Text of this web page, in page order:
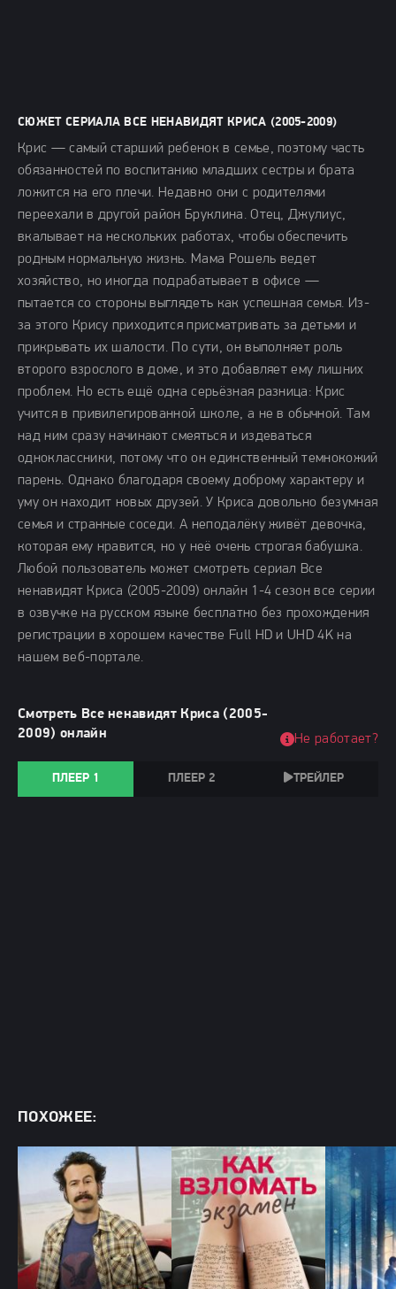
СЮЖЕТ СЕРИАЛА ВСЕ НЕНАВИДЯТ КРИСА (2005-2009)
Крис — самый старший ребенок в семье, поэтому часть
обязанностей по воспитанию младших сестры и брата
ложится на его плечи. Недавно они с родителями
переехали в другой район Бруклина. Отец, Джулиус,
вкалывает на нескольких работах, чтобы обеспечить
родным нормальную жизнь. Мама Рошель ведет
хозяйство, но иногда подрабатывает в офисе —
пытается со стороны выглядеть как успешная семья. Из-
за этого Крису приходится присматривать за детьми и
прикрывать их шалости. По сути, он выполняет роль
второго взрослого в доме, и это добавляет ему лишних
проблем. Но есть ещё одна серьёзная разница: Крис
учится в привилегированной школе, а не в обычной. Там
над ним сразу начинают смеяться и издеваться
одноклассники, потому что он единственный темнокожий
парень. Однако благодаря своему доброму характеру и
уму он находит новых друзей. У Криса довольно безумная
семья и странные соседи. А неподалёку живёт девочка,
которая ему нравится, но у неё очень строгая бабушка.
Любой пользователь может смотреть сериал Все
ненавидят Криса (2005-2009) онлайн 1-4 сезон все серии
в озвучке на русском языке бесплатно без прохождения
регистрации в хорошем качестве Full HD и UHD 4K на
нашем веб-портале.
Смотреть Все ненавидят Криса (2005-
2009) онлайн
ПЛЕЕР 1 ПЛЕЕР 2 ТРЕЙЛЕР
Не работает?
ПОХОЖЕЕ: